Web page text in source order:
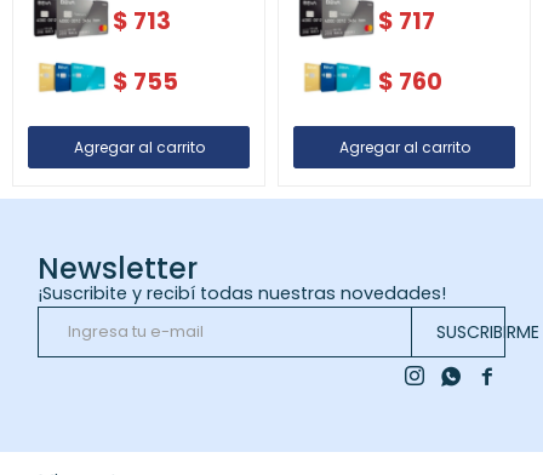
$ 713
$ 755
$ 717
$ 760
Newsletter
¡Suscribite y recibí todas nuestras novedades!
SUSCRIBIRME

 